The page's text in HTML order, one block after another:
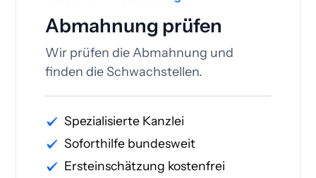
Abmahnung prüfen
Wir prüfen die Abmahnung und
finden die Schwachstellen.
Spezialisierte Kanzlei
Soforthilfe bundesweit
Ersteinschätzung kostenfrei